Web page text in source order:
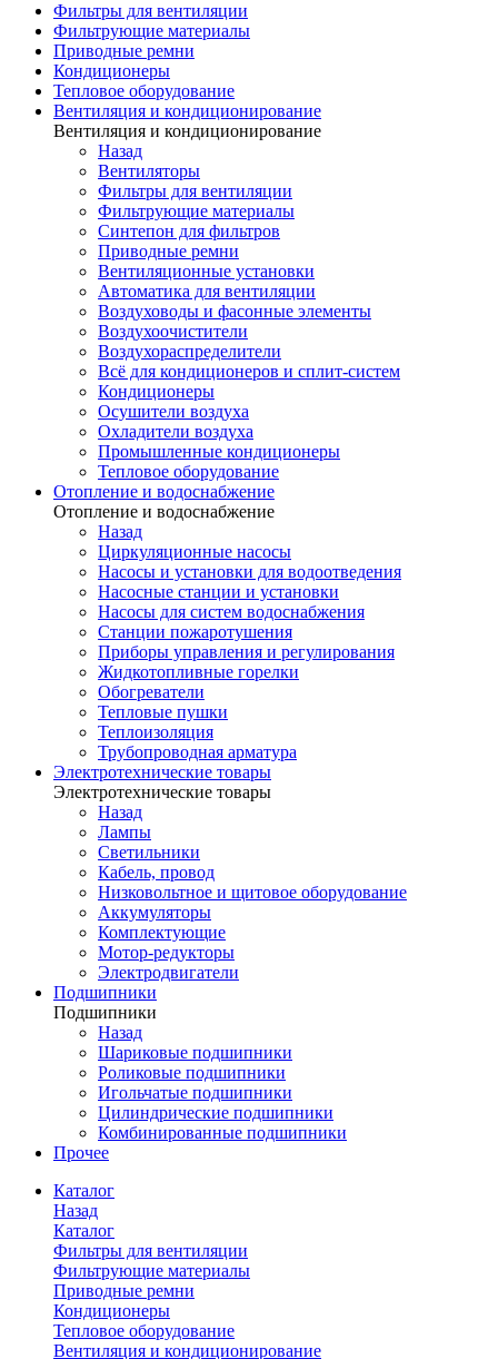
Фильтры для вентиляции
Фильтрующие материалы
Приводные ремни
Кондиционеры
Тепловое оборудование
Вентиляция и кондиционирование
Вентиляция и кондиционирование
Назад
Вентиляторы
Фильтры для вентиляции
Фильтрующие материалы
Синтепон для фильтров
Приводные ремни
Вентиляционные установки
Автоматика для вентиляции
Воздуховоды и фасонные элементы
Воздухоочистители
Воздухораспределители
Всё для кондиционеров и сплит-систем
Кондиционеры
Осушители воздуха
Охладители воздуха
Промышленные кондиционеры
Тепловое оборудование
Отопление и водоснабжение
Отопление и водоснабжение
Назад
Циркуляционные насосы
Насосы и установки для водоотведения
Насосные станции и установки
Насосы для систем водоснабжения
Станции пожаротушения
Приборы управления и регулирования
Жидкотопливные горелки
Обогреватели
Тепловые пушки
Теплоизоляция
Трубопроводная арматура
Электротехнические товары
Электротехнические товары
Назад
Лампы
Светильники
Кабель, провод
Низковольтное и щитовое оборудование
Аккумуляторы
Комплектующие
Мотор-редукторы
Электродвигатели
Подшипники
Подшипники
Назад
Шариковые подшипники
Роликовые подшипники
Игольчатые подшипники
Цилиндрические подшипники
Комбинированные подшипники
Прочее
Каталог
Назад
Каталог
Фильтры для вентиляции
Фильтрующие материалы
Приводные ремни
Кондиционеры
Тепловое оборудование
Вентиляция и кондиционирование